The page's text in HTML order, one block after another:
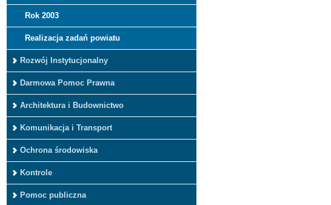
Rok 2003
Realizacja zadań powiatu
Rozwój Instytucjonalny
Darmowa Pomoc Prawna
Architektura i Budownictwo
Komunikacja i Transport
Ochrona środowiska
Kontrole
Pomoc publiczna